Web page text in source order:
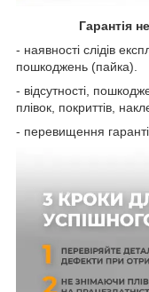
Гарантія
- наявності слідів
пошкоджень (пайка).
- відсутності,
плівок, покриттів,
- перевищення